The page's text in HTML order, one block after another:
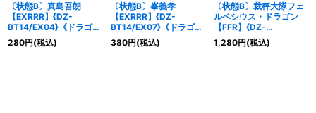
〔状態B〕真島吾朗
【EXRRR】{DZ-
BT14/EX04}《ドラゴン
エンパイア》
280円(税込)
〔状態B〕峯義孝
【EXRRR】{DZ-
BT14/EX07}《ドラゴン
エンパイア》
380円(税込)
〔状態B〕裁秤大隊フェ
ルベシウス・ドラゴン
【FFR】{DZ-
BT14/FFR12}《ブラン
トゲート》
1,280円(税込)